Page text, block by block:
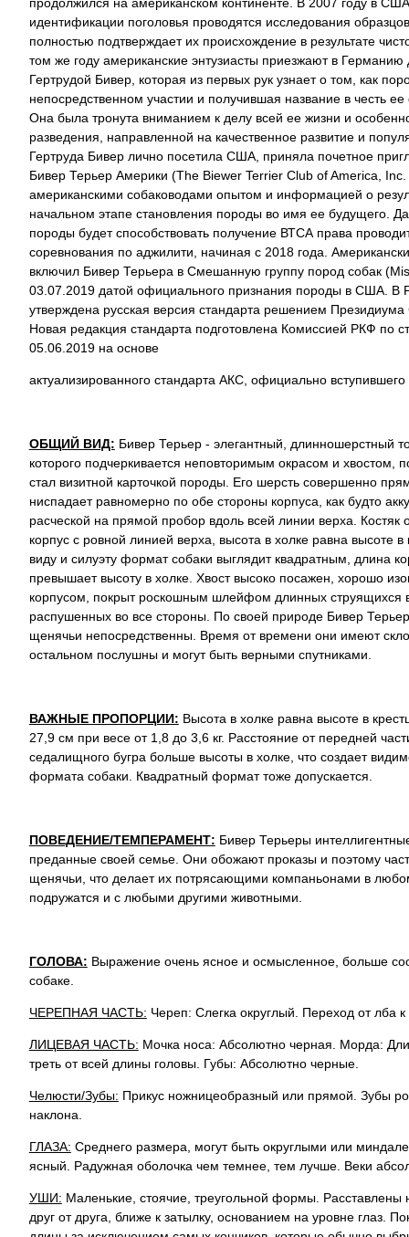
идентификации поголовья проводятся исследования
полностью подтверждает их происхождение в результате
том же году американские энтузиасты приезжают в Германию
Гертрудой Бивер, которая из первых рук узнает о том, как
непосредственном участии и получившая название в честь
Она была тронута вниманием к делу всей ее жизни и
разведения, направленной на качественное развитие и
Гертруда Бивер лично посетила США, приняла почетное
Бивер Терьер Америки (The Biewer Terrier Club of America,
американскими собаководами опытом и информацией о
начальном этапе становления породы во имя ее будущего.
породы будет способствовать получение ВТСА права
соревнования по аджилити, начиная с 2018 года.
включил Бивер Терьера в Смешанную группу пород собак
03.07.2019 датой официального признания породы в США. В
утверждена русская версия стандарта решением
Новая редакция стандарта подготовлена Комиссией РКФ по
05.06.2019 на основе
актуализированного стандарта АКС, официально
ОБЩИЙ ВИД: Бивер Терьер - элегантный, длинношерстный
которого подчеркивается неповторимым окрасом и хвостом,
стал визитной карточкой породы. Его шерсть совершенно
ниспадает равномерно по обе стороны корпуса, как будто
расческой на прямой пробор вдоль всей линии верха. Костяк
корпус с ровной линией верха, высота в холке равна высоте
виду и силуэту формат собаки выглядит квадратным, длина
превышает высоту в холке. Хвост высоко посажен, хорошо
корпусом, покрыт роскошным шлейфом длинных струящихся
распушенных во все стороны. По своей природе Бивер
щенячьи непосредственны. Время от времени они имеют
остальном послушны и могут быть верными спутниками.
ВАЖНЫЕ ПРОПОРЦИИ: Высота в холке равна высоте в
27,9 см при весе от 1,8 до 3,6 кг. Расстояние от передней
седалищного бугра больше высоты в холке, что создает
формата собаки. Квадратный формат тоже допускается.
ПОВЕДЕНИЕ/ТЕМПЕРАМЕНТ: Бивер Терьеры
преданные своей семье. Они обожают проказы и поэтому
щенячьи, что делает их потрясающими компаньонами в
подружатся и с любыми другими животными.
ГОЛОВА: Выражение очень ясное и осмысленное, больше
собаке.
ЧЕРЕПНАЯ ЧАСТЬ: Череп: Слегка округлый. Переход от
ЛИЦЕВАЯ ЧАСТЬ: Мочка носа: Абсолютно черная. Морда:
треть от всей длины головы. Губы: Абсолютно черные.
Челюсти/Зубы: Прикус ножницеобразный или прямой. Зубы
наклона.
ГЛАЗА: Среднего размера, могут быть округлыми или
ясный. Радужная оболочка чем темнее, тем лучше. Веки
УШИ: Маленькие, стоячие, треугольной формы. Расставлены
друг от друга, ближе к затылку, основанием на уровне глаз.